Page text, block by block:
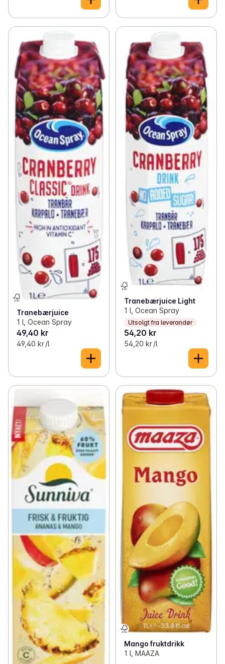
Tranebærjuice
1 l, Ocean Spray
49,40 kr
49,40 kr /l
Tranebærjuice Light
1 l, Ocean Spray
Utsolgt fra leverandør
54,20 kr
54,20 kr /l
Mango fruktdrikk
1 l, MAAZA